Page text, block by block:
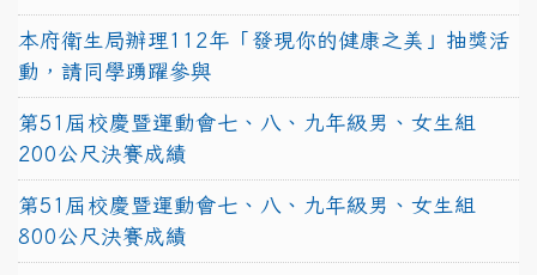
本府衛生局辦理112年「發現你的健康之美」抽獎活
動，請同學踴躍參與
第51屆校慶暨運動會七、八、九年級男、女生組
200公尺決賽成績
第51屆校慶暨運動會七、八、九年級男、女生組
800公尺決賽成績